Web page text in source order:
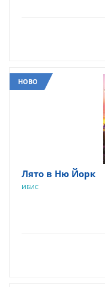
НОВО
Лято в Ню Йорк
ИБИС